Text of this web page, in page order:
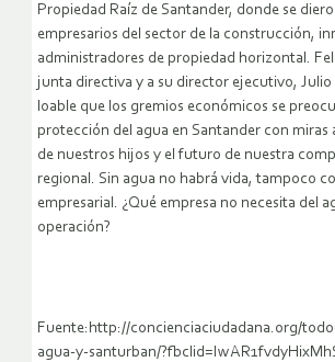
Propiedad Raíz de Santander, donde se
empresarios del sector de la construcción,
administradores de propiedad horizontal.
junta directiva y a su director ejecutivo, Julio
loable que los gremios económicos se
protección del agua en Santander con miras
de nuestros hijos y el futuro de nuestra
regional. Sin agua no habrá vida, tampoco
empresarial. ¿Qué empresa no necesita del
operación?
Fuente:http://concienciaciudadana.org/
agua-y-santurban/